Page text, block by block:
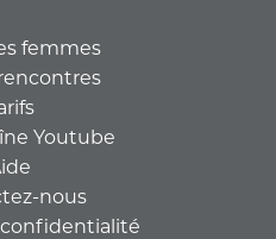
femmes
Youtube
nous